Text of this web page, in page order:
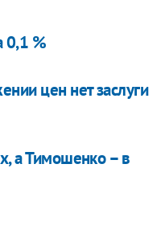
0,1 %
цен нет заслуги
а Тимошенко – в